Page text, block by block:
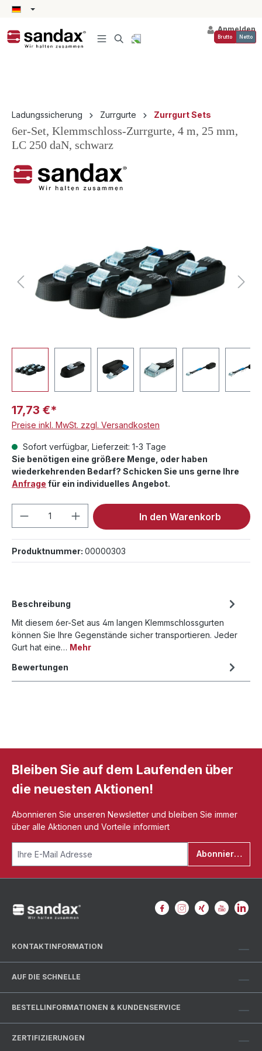
springen
Anmelden
Brutto Netto
Ladungssicherung Zurrgurte Zurrgurt Sets
6er-Set, Klemmschloss-Zurrgurte, 4 m, 25 mm,
LC 250 daN, schwarz
17,73 €*
Preise inkl. MwSt. zzgl. Versandkosten
Sofort verfügbar, Lieferzeit: 1-3 Tage
Sie benötigen eine größere Menge, oder haben
wiederkehrenden Bedarf? Schicken Sie uns gerne Ihre
Anfrage für ein individuelles Angebot.
Produkt Anzahl: Gib denIn den Warenkorb
Produktnummer: 00000303
Beschreibung
Mit diesem 6er-Set aus 4m langen Klemmschlossgurten
können Sie Ihre Gegenstände sicher transportieren. Jeder
Gurt hat eine… Mehr
Bewertungen
Bleiben Sie auf dem Laufenden über
die neuesten Aktionen!
Abonnieren Sie unseren Newsletter und bleiben Sie immer
über alle Aktionen und Vorteile informiert
Abonnieren
KONTAKTINFORMATION
AUF DIE SCHNELLE
BESTELLINFORMATIONEN & KUNDENSERVICE
ZERTIFIZIERUNGEN